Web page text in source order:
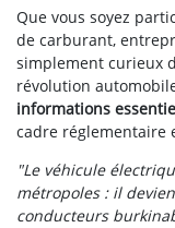
Que vous soyez
de carburant,
simplement curieux
révolution
informations
cadre réglementaire
"Le véhicule
métropoles : il
conducteurs